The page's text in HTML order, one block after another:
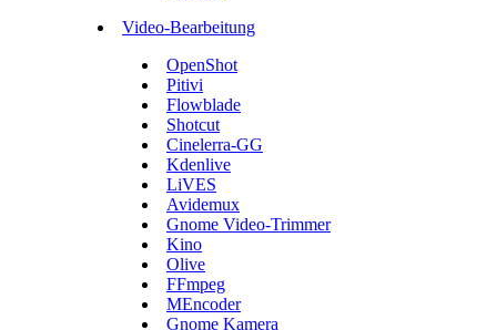
Video-Bearbeitung
OpenShot
Pitivi
Flowblade
Shotcut
Cinelerra-GG
Kdenlive
LiVES
Avidemux
Gnome Video-Trimmer
Kino
Olive
FFmpeg
MEncoder
Gnome Kamera